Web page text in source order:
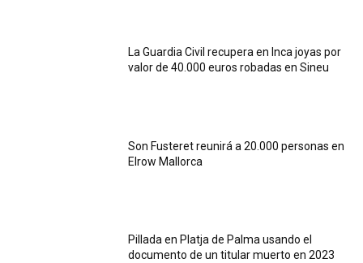
La Guardia Civil recupera en Inca joyas por
valor de 40.000 euros robadas en Sineu
Son Fusteret reunirá a 20.000 personas en
Elrow Mallorca
Pillada en Platja de Palma usando el
documento de un titular muerto en 2023